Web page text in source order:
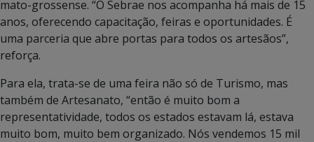
mato-grossense. “O Sebrae nos acompanha há mais de 15
anos, oferecendo capacitação, feiras e oportunidades. É
uma parceria que abre portas para todos os artesãos”,
reforça.
Para ela, trata-se de uma feira não só de Turismo, mas
também de Artesanato, “então é muito bom a
representatividade, todos os estados estavam lá, estava
muito bom, muito bem organizado. Nós vendemos 15 mil